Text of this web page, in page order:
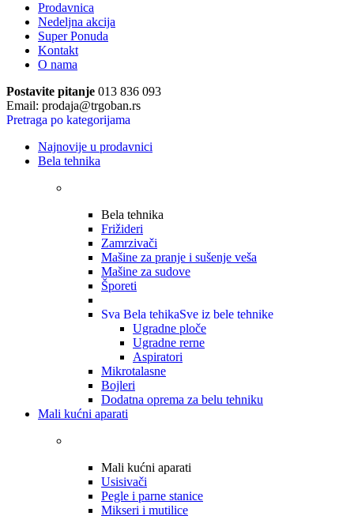
Prodavnica
Nedeljna akcija
Super Ponuda
Kontakt
O nama
Postavite pitanje 013 836 093
Email: prodaja@trgoban.rs
Pretraga po kategorijama
Najnovije u prodavnici
Bela tehnika
Bela tehnika
Frižideri
Zamrzivači
Mašine za pranje i sušenje veša
Mašine za sudove
Šporeti
Sva Bela tehikaSve iz bele tehnike
Ugradne ploče
Ugradne rerne
Aspiratori
Mikrotalasne
Bojleri
Dodatna oprema za belu tehniku
Mali kućni aparati
Mali kućni aparati
Usisivači
Pegle i parne stanice
Mikseri i mutilice